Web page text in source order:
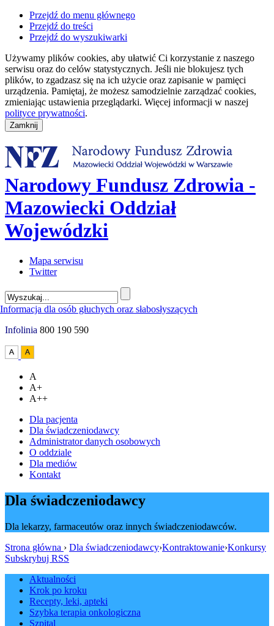
Przejdź do menu głównego
Przejdź do treści
Przejdź do wyszukiwarki
Używamy plików cookies, aby ułatwić Ci korzystanie z naszego
serwisu oraz do celów statystycznych. Jeśli nie blokujesz tych
plików, to zgadzasz się na ich użycie oraz zapisanie w pamięci
urządzenia. Pamiętaj, że możesz samodzielnie zarządzać cookies,
zmieniając ustawienia przeglądarki. Więcej informacji w naszej
polityce prywatności.
Narodowy Fundusz Zdrowia -
Mazowiecki Oddział
Wojewódzki
Mapa serwisu
Twitter
Infolinia 800 190 590
A
A+
A++
Dla pacjenta
Dla świadczeniodawcy
Administrator danych osobowych
O oddziale
Dla mediów
Kontakt
Dla świadczeniodawcy
Dla lekarzy, farmaceutów oraz innych świadczeniodawców.
Strona główna › Dla świadczeniodawcy›Kontraktowanie›Konkursy
Subskrybuj RSS
Aktualności
Krok po kroku
Recepty, leki, apteki
Szybka terapia onkologiczna
Szpital